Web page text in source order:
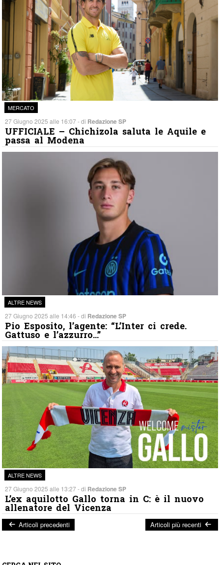
MERCATO
27 Giugno 2025 alle 16:07 - di Redazione SP
UFFICIALE – Chichizola saluta le Aquile e
passa al Modena
ALTRE NEWS
27 Giugno 2025 alle 14:46 - di Redazione SP
Pio Esposito, l’agente: “L’Inter ci crede.
Gattuso e l’azzurro…”
ALTRE NEWS
27 Giugno 2025 alle 13:27 - di Redazione SP
L’ex aquilotto Gallo torna in C: è il nuovo
allenatore del Vicenza
Articoli precedenti Articoli più recenti